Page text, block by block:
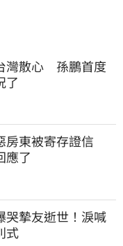
灣散心　孫鵬首度
了
房東被寄存證信
應了
哭摯友逝世！淚喊
式